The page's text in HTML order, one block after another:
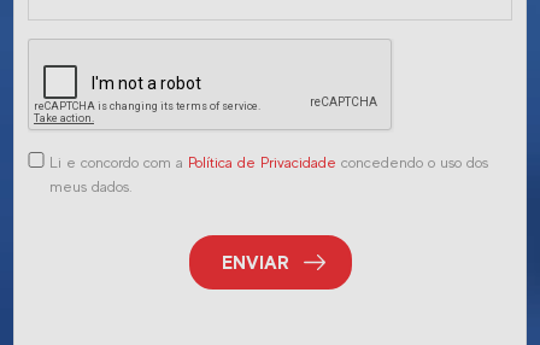
Li e concordo com a Política de Privacidade concedendo o uso dos
meus dados.
ENVIAR